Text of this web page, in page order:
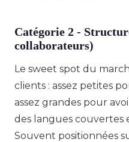
Catégorie 2 -
collaborateurs)
Le sweet spot du
clients : assez petites
assez grandes pour
des langues couvertes
Souvent positionnées